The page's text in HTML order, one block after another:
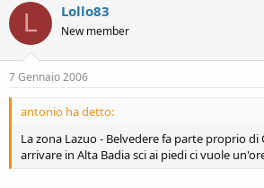
L Lollo83
New member
7 Gennaio 2006
antonio ha detto:
La zona Lazuo - Belvedere fa parte proprio di
arrivare in Alta Badia sci ai piedi ci vuole